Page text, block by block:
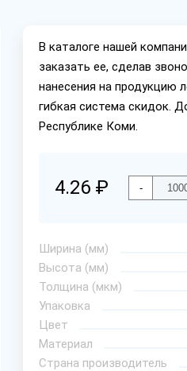
В каталоге нашей
заказать ее, сделав
нанесения на продукцию
гибкая система скидок.
Республике Коми.
4.26 ₽ -
Ширина (мм)
Высота (мм)
Толщина (мкм)
Упаковка
Цвет
Материал
Страна производитель